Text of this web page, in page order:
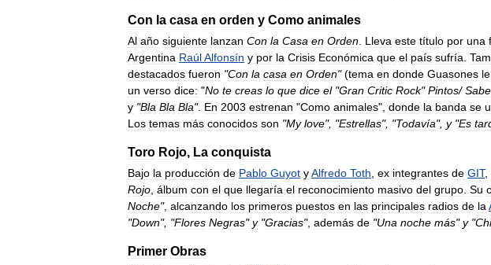
Con la casa en orden y Como animales
Al año siguiente lanzan Con la Casa en Orden Lleva este título por una
Argentina RaúlAlfonsín y por la Crisis Económica que el país sufría
destacados fueron "Con la casa en Orden"(tema en donde Guasones le
un verso dice: "No te creas lo que dice el"Gran Critic Rock"Pintos/Sabe
y "Bla Bla Bla". En 2003 estrenan "Como animales", donde la banda se
Los temas más conocidos son "My love", "Estrellas", "Todavía", y"Es
Toro Rojo, La conquista
Bajo la producción de Pablo Guyot yAlfredo Toth ex integrantes de GIT,
Rojo álbum con el que llegaría el reconocimiento masivo del grupo Su
Noche", alcanzando los primeros puestos en las principales radios de la
"Down", "Flores Negras"y"Gracias", además de "Una noche más"y"
Primer Obras